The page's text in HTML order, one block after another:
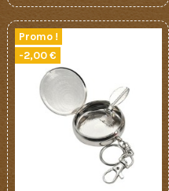
Promo !
-2,00 €